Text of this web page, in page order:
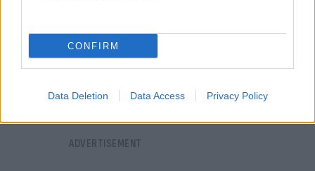
CONFIRM
Data Deletion Data Access Privacy Policy